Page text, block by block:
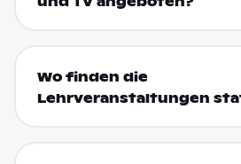
Wo finden die
Lehrveranstaltungen